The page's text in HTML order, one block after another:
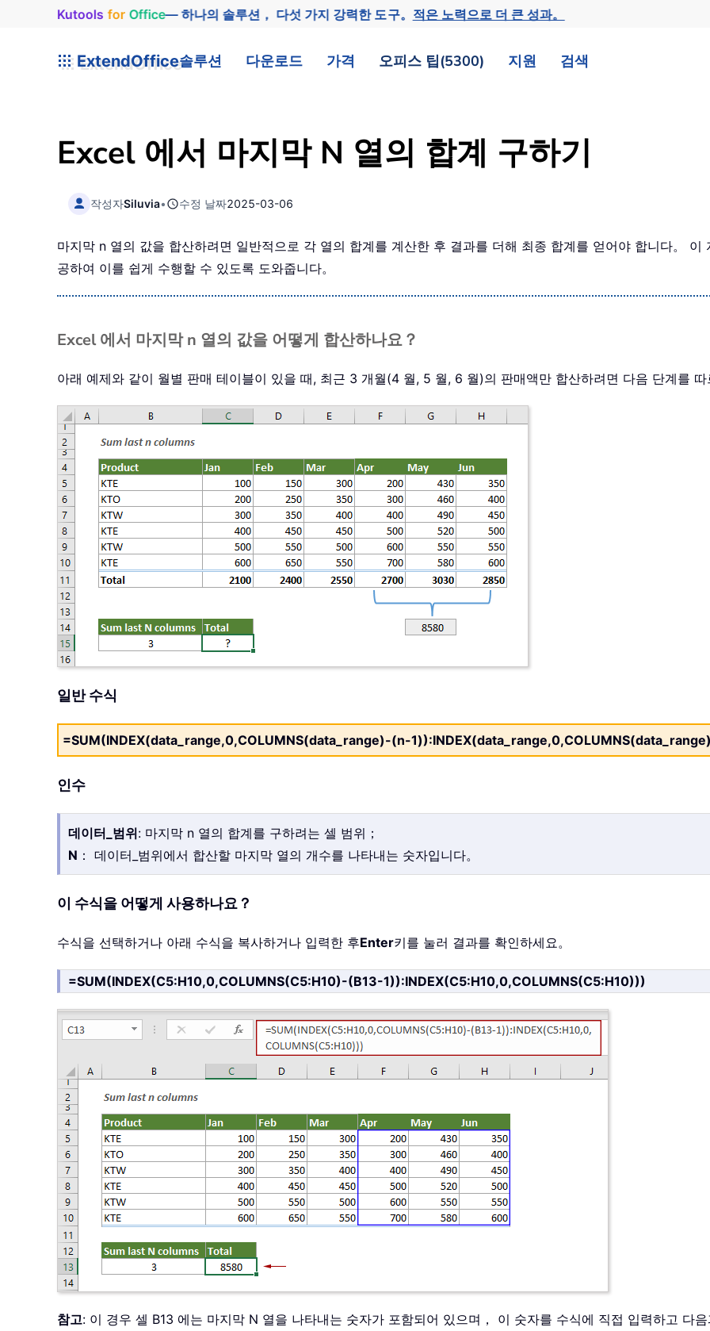
Kutools for Office— 하나의 솔루션， 다섯 가지 강력한 도구。적은 노력으로 더 큰 성과。
ExtendOffice솔루션 다운로드 가격 오피스 팁(5300) 지원 검색
Excel 에서 마지막 N 열의 합계 구하기
작성자Siluvia• 수정 날짜2025-03-06
마지막 n 열의 값을 합산하려면 일반적으로 각 열의 합계를 계산한 후 결과를 더해 최종 합계를 얻어야 합니다。
공하여 이를 쉽게 수행할 수 있도록 도와줍니다。
Excel 에서 마지막 n 열의 값을 어떻게 합산하나요？
아래 예제와 같이 월별 판매 테이블이 있을 때, 최근 3 개월(4 월, 5 월, 6 월)의 판매액만 합산하려면 다음 단계를 따
일반 수식
=SUM(INDEX(data_range,0,COLUMNS(data_range)-(n-
인수
데이터_범위: 마지막 n 열의 합계를 구하려는 셀 범위；
N ： 데이터_범위에서 합산할 마지막 열의 개수를 나타내는 숫자입니다。
이 수식을 어떻게 사용하나요？
수식을 선택하거나 아래 수식을 복사하거나 입력한 후Enter키를 눌러 결과를 확인하세요。
=SUM(INDEX(C5:H10,0,COLUMNS(C5:H10)-(B13-1)):INDEX(C5:H10,0,COLUMNS(C5:H10)))
참고: 이 경우 셀 B13 에는 마지막 N 열을 나타내는 숫자가 포함되어 있으며， 이 숫자를 수식에 직접 입력하고 다